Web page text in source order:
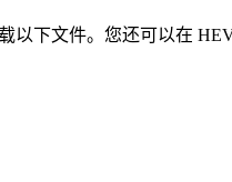
以下文件。您还可以在